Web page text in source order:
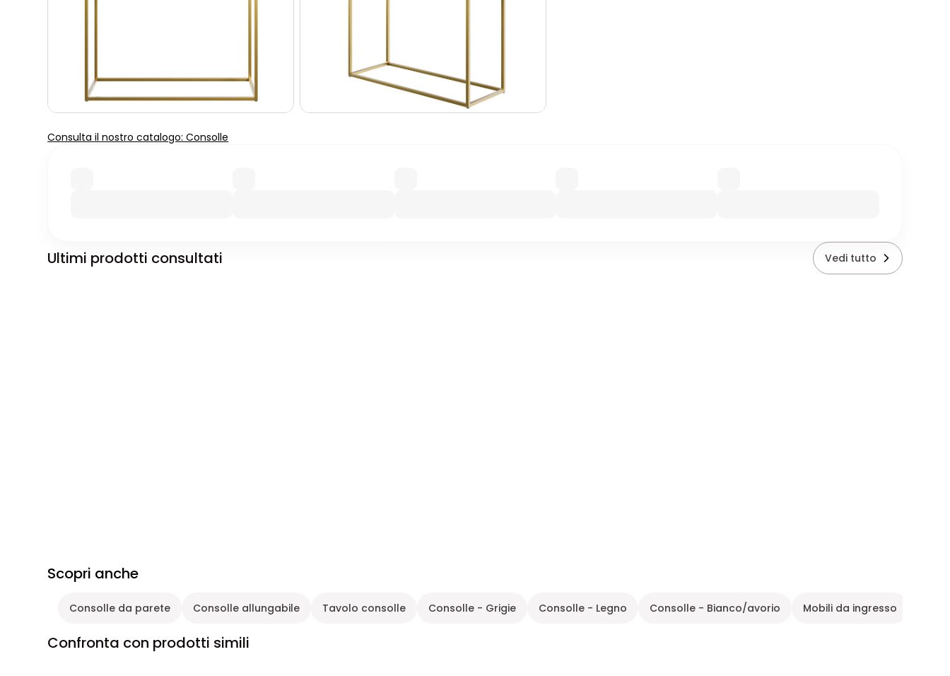
Consulta il nostro catalogo: Consolle
Ultimi prodotti consultati Vedi tutto
Scopri anche
Consolle da parete Consolle allungabile Tavolo consolle Consolle - Grigie Consolle - Legno Consolle - Bianco/avorio Mobili da ingresso
Confronta con prodotti simili